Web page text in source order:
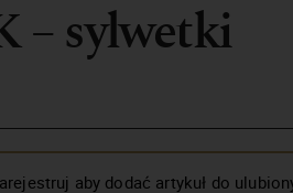
– sylwetki
aby dodać artykuł do